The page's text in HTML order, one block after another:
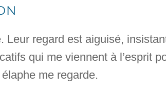
Leur regard est aiguisé,
qui me viennent à l’esprit
me regarde.